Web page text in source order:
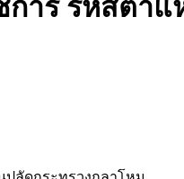
าร รหัสตำ